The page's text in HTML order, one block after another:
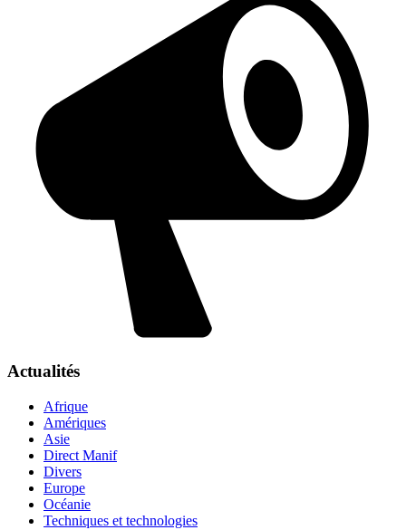
Actualités
Afrique
Amériques
Asie
Direct Manif
Divers
Europe
Océanie
Techniques et technologies